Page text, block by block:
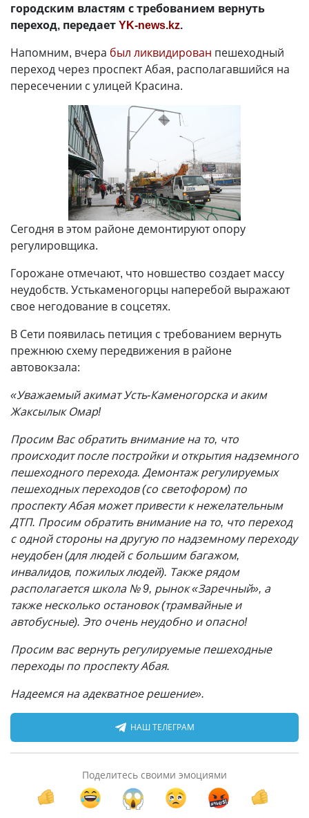
городским властям с требованием вернуть
переход, передаетYK-news.kz.
Напомним, вчера был ликвидирован пешеходный
переход через проспект Абая, располагавшийся на
пересечении с улицей Красина.
Сегодня в этом районе демонтируют опору
регулировщика.
Горожане отмечают, что новшество создает массу
неудобств. Устькаменогорцы наперебой выражают
свое негодование в соцсетях.
В Сети появилась петиция с требованием вернуть
прежнюю схему передвижения в районе
автовокзала:
«Уважаемый акимат Усть-Каменогорска и аким
Жаксылык Омар!
Просим Вас обратить внимание на то, что
происходит после постройки и открытия надземного
пешеходного перехода. Демонтаж регулируемых
пешеходных переходов (со светофором) по
проспекту Абая может привести к нежелательным
ДТП. Просим обратить внимание на то, что переход
с одной стороны на другую по надземному переходу
неудобен (для людей с большим багажом,
инвалидов, пожилых людей). Также рядом
располагается школа № 9, рынок «Заречный», а
также несколько остановок (трамвайные и
автобусные). Это очень неудобно и опасно!
Просим вас вернуть регулируемые пешеходные
переходы по проспекту Абая.
Надеемся на адекватное решение».
НАШ ТЕЛЕГРАМ
Поделитесь своими эмоциями